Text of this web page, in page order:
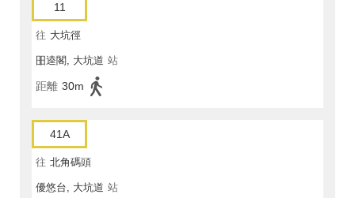
11
往 大坑徑
昍逵閣, 大坑道 站
距離 30m
41A
往 北角碼頭
優悠台, 大坑道 站